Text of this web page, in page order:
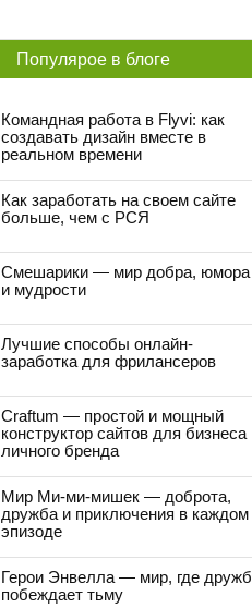
Популярое в блоге
Командная работа в Flyvi: как
создавать дизайн вместе в
реальном времени
Как заработать на своем сайте
больше, чем с РСЯ
Смешарики — мир добра, юмора
и мудрости
Лучшие способы онлайн-
заработка для фрилансеров
Craftum — простой и мощный
конструктор сайтов для бизнеса
личного бренда
Мир Ми-ми-мишек — доброта,
дружба и приключения в каждом
эпизоде
Герои Энвелла — мир, где
побеждает тьму